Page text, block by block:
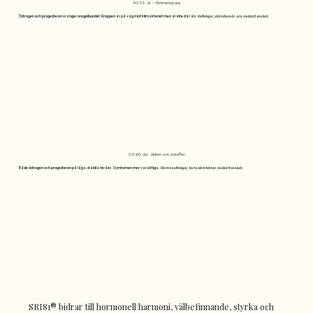
40-55 år – Perimenopaus
Östrogen och progesteron svänger oregelbundet. Kroppen är på väg mot klimakteriet men är inte där än. Vallningar, sömnbesvär, oro, nedsatt sexlust.
50-60 års åldern och därefter
Både östrogen och progesteron på låga, stabila nivåer. Symtomen mer varaktiga. Värmevallningar, torra slemhinnor, nedsatt sexlust.
SRI81® bidrar till hormonell harmoni, välbefinnande, styrka och